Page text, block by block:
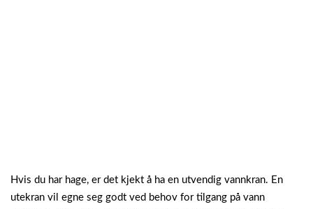
Hvis du har hage, er det kjekt å ha en utvendig vannkran. En
utekran vil egne seg godt ved behov for tilgang på vann